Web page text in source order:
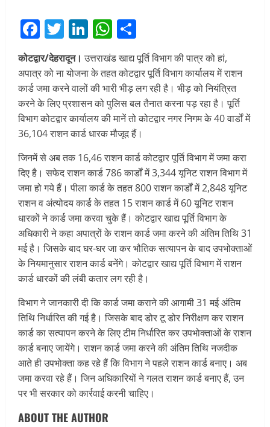
Facebook
Twitter
LinkedIn
WhatsApp
कोटद्वार/देहरादून। उत्तराखंड खाद्य पूर्ति विभाग की पात्र को हां,
अपात्र को ना योजना के तहत कोटद्वार पूर्ति विभाग कार्यालय में राशन
कार्ड जमा करने वालों की भारी भीड़ लग रही है। भीड़ को नियंत्रित
करने के लिए प्रशासन को पुलिस बल तैनात करना पड़ रहा है। पूर्ति
विभाग कोटद्वार कार्यालय की मानें तो कोटद्वार नगर निगम के 40 वार्डों में
36,104 राशन कार्ड धारक मौजूद हैं।
जिनमें से अब तक 16,46 राशन कार्ड कोटद्वार पूर्ति विभाग में जमा करा
दिए है। सफेद राशन कार्ड 786 कार्डों में 3,344 यूनिट राशन विभाग में
जमा हो गये हैं। पीला कार्ड के तहत 800 राशन कार्डों में 2,848 यूनिट
राशन व अंत्योदय कार्ड के तहत 15 राशन कार्ड में 60 यूनिट राशन
धारकों ने कार्ड जमा करवा चुके हैं। कोटद्वार खाद्य पूर्ति विभाग के
अधिकारी ने कहा अपात्रों के राशन कार्ड जमा करने की अंतिम तिथि 31
मई है। जिसके बाद घर-घर जा कर भौतिक सत्यापन के बाद उपभोक्ताओं
के नियमानुसार राशन कार्ड बनेंगे। कोटद्वार खाद्य पूर्ति विभाग में राशन
कार्ड धारकों की लंबी कतार लग रही है।
विभाग ने जानकारी दी कि कार्ड जमा कराने की आगामी 31 मई अंतिम
तिथि निर्धारित की गई है। जिसके बाद डोर टू डोर निरीक्षण कर राशन
कार्ड का सत्यापन करने के लिए टीम निर्धारित कर उपभोक्ताओं के राशन
कार्ड बनाए जायेंगे। राशन कार्ड जमा करने की अंतिम तिथि नजदीक
आते ही उपभोक्ता कह रहे हैं कि विभाग ने पहले राशन कार्ड बनाए। अब
जमा करवा रहे हैं। जिन अधिकारियों ने गलत राशन कार्ड बनाए हैं, उन
पर भी सरकार को कार्रवाई करनी चाहिए।
ABOUT THE AUTHOR